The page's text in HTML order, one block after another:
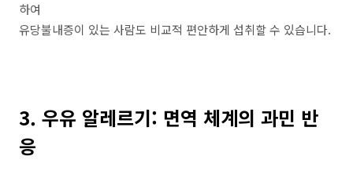
하여
유당불내증이 있는 사람도 비교적 편안하게 섭취할 수 있습니다.
3. 우유 알레르기: 면역 체계의 과민 반
응